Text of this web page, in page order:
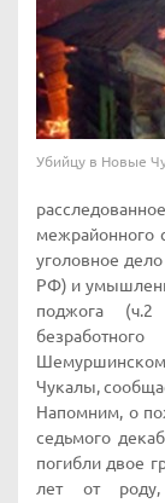
Убийцу в Новые
межрайонного
уголовное дело
РФ) и
поджога
Чукалы,
Напомним, о
седьмого
погибли двое
лет от